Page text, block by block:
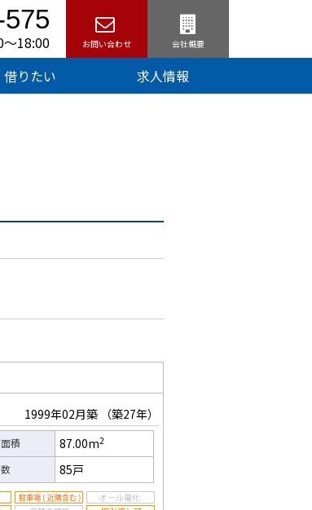
〜18:00 お問い合わせ 会社概要
借りたい 求人情報
1999年02月築 （築27年）
積 87.00m2
85戸